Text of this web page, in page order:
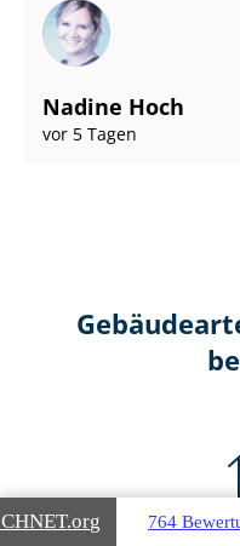
Nadine Hoch
vor 5 Tagen
.org 764